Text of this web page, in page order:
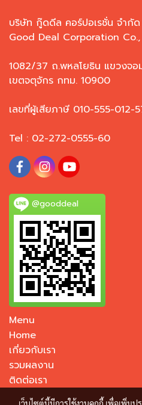
บริษัท กู๊ดดีล คอร์ปอเรชั่น จำกัด
Good Deal Corporation
1082/37 ถ.พหลโยธิน แขวงจอ
เขตจตุจักร กทม. 10900
เลขที่ผู้เสียภาษี 010-555-012-
Tel : 02-272-0555-60
@gooddeal
Menu
Home
เกี่ยวกับเรา
รวมผลงาน
ติดต่อเรา